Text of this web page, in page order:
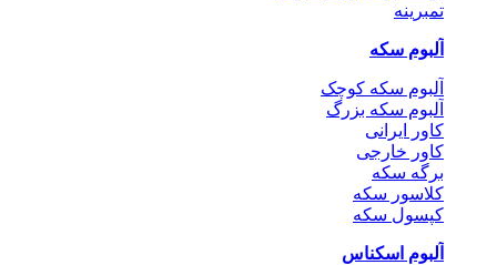
تمبرینه
آلبوم سکه
آلبوم سکه کوچک
آلبوم سکه بزرگ
کاور ایرانی
کاور خارجی
برگه سکه
کلاسور سکه
کپسول سکه
آلبوم اسکناس